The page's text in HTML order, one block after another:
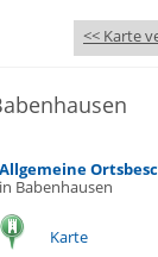
<< Karte
Allgemeine
in Babenhausen
Karte